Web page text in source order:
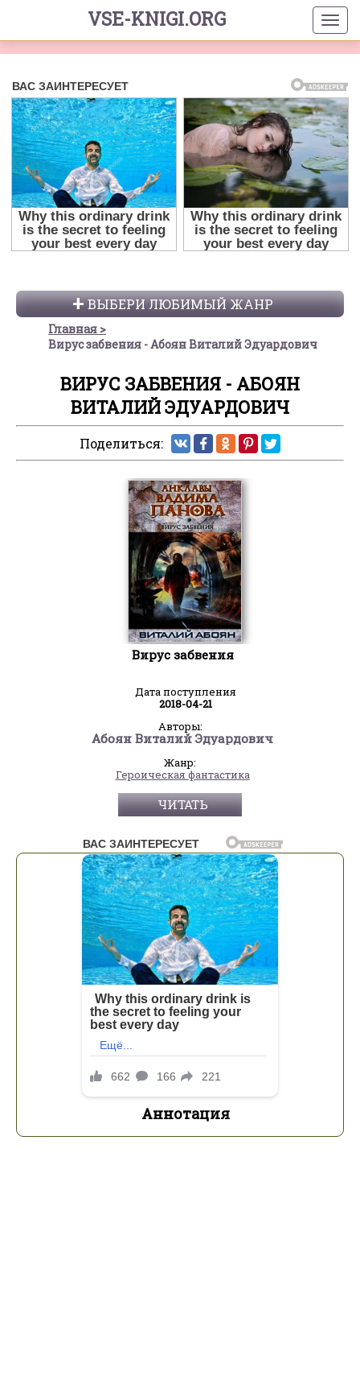
VSE-KNIGI.ORG
ВЫБЕРИ ЛЮБИМЫЙ ЖАНР
Главная
Вирус забвения - Абоян Виталий Эдуардович
ВИРУС ЗАБВЕНИЯ - АБОЯН
ВИТАЛИЙ ЭДУАРДОВИЧ
Поделиться:
Вирус забвения
Дата поступления
2018-04-21
Авторы:
Абоян Виталий Эдуардович
Жанр:
Героическая фантастика
ЧИТАТЬ
Аннотация